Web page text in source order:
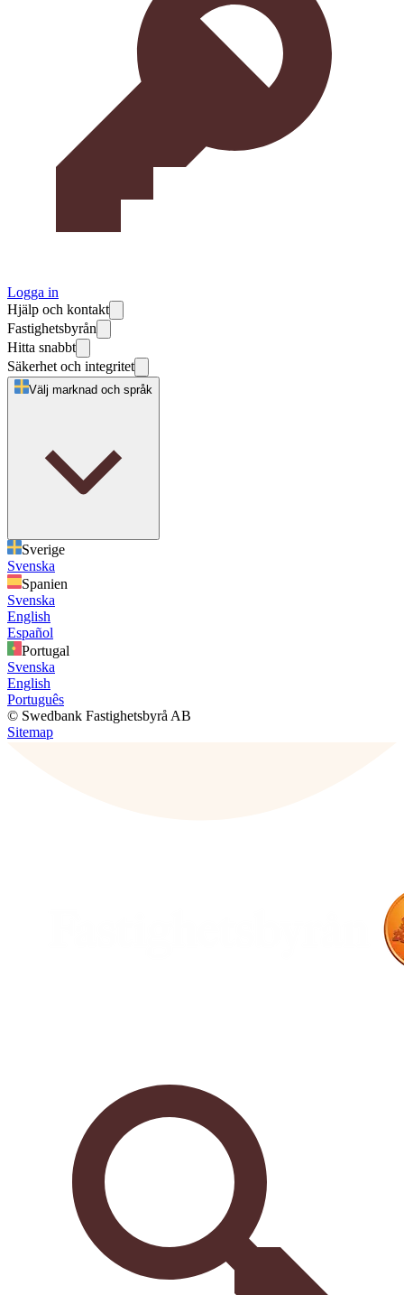
Logga in
Hjälp och kontakt
Fastighetsbyrån
Hitta snabbt
Säkerhet och integritet
Välj marknad och språk
Sverige
Svenska
Spanien
Svenska
English
Español
Portugal
Svenska
English
Português
© Swedbank Fastighetsbyrå AB
Sitemap